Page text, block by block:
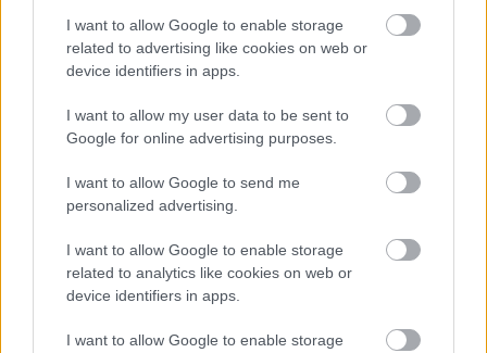
I want to allow Google to enable storage
related to advertising like cookies on web or
device identifiers in apps.
I want to allow my user data to be sent to
Google for online advertising purposes.
I want to allow Google to send me
personalized advertising.
I want to allow Google to enable storage
related to analytics like cookies on web or
device identifiers in apps.
I want to allow Google to enable storage
csinálják, leszedetik, újra felteszik, megint leszedetik.
Alapelvek az MI felelős használatához
Új szint lesz, ha a generatív MI eljut arra a szintre,
hogy nem (egy)valakire hasonlító, önállóan megálló
még távol vagyunk, de ha valamit megtanultunk az
elmúlt néhány hónapban, az az, hogy az ilyen
kijelentésekkel óvatosan kell bánni. Állítólag a
Google MusicLM nevű rendszere már egész jó ezen a
területen, de ez nem érhető el nyilvánosan, mert
kábé 1%-ban a betanításához használt konkrét
zenéket reprodukálja.